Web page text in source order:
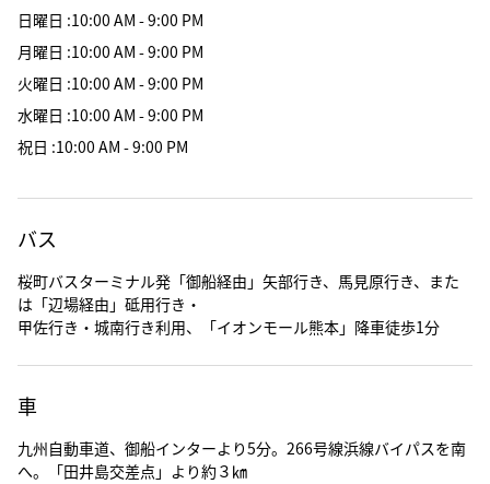
日曜日 :10:00 AM - 9:00 PM
月曜日 :10:00 AM - 9:00 PM
火曜日 :10:00 AM - 9:00 PM
水曜日 :10:00 AM - 9:00 PM
祝日 :10:00 AM - 9:00 PM
バス
桜町バスターミナル発「御船経由」矢部行き、馬見原行き、また
は「辺場経由」砥用行き・
甲佐行き・城南行き利用、「イオンモール熊本」降車徒歩1分
車
九州自動車道、御船インターより5分。266号線浜線バイパスを南
へ。「田井島交差点」より約３㎞